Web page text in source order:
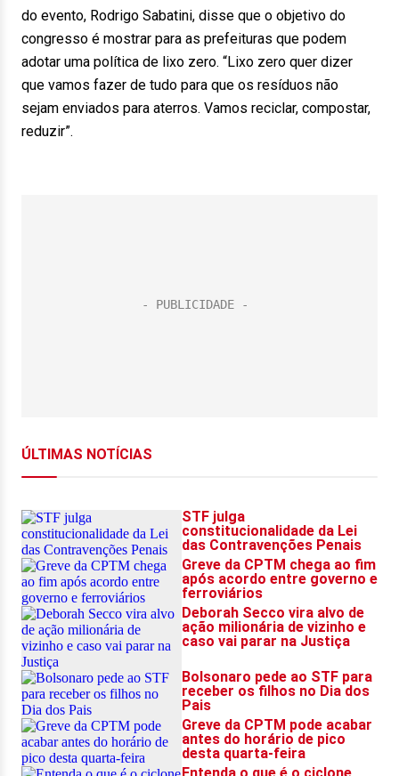
do evento, Rodrigo Sabatini, disse que o objetivo do
congresso é mostrar para as prefeituras que podem
adotar uma política de lixo zero. “Lixo zero quer dizer
que vamos fazer de tudo para que os resíduos não
sejam enviados para aterros. Vamos reciclar, compostar,
reduzir”.